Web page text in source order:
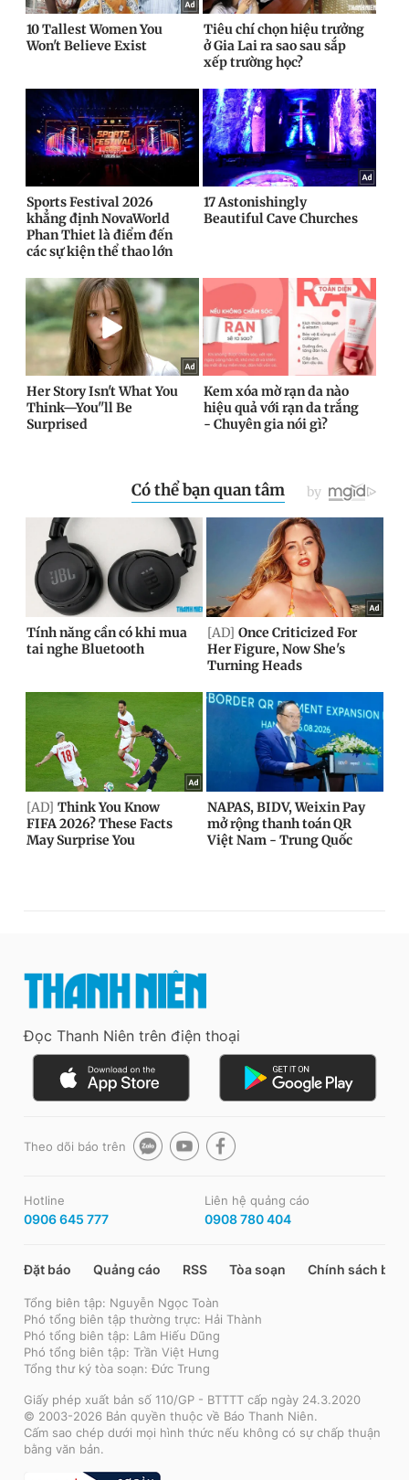
Đọc Thanh Niên trên điện thoại
Theo dõi báo trên
Hotline
0906 645 777
Liên hệ quảng cáo
0908 780 404
Đặt báo Quảng cáo RSS Tòa soạn Chính sách bảo
Tổng biên tập: Nguyễn Ngọc Toàn
Phó tổng biên tập thường trực: Hải Thành
Phó tổng biên tập: Lâm Hiếu Dũng
Phó tổng biên tập: Trần Việt Hưng
Tổng thư ký tòa soạn: Đức Trung
Giấy phép xuất bản số 110/GP - BTTTT cấp ngày 24.3.2020
© 2003-2026 Bản quyền thuộc về Báo Thanh Niên.
Cấm sao chép dưới mọi hình thức nếu không có sự chấp thuận
bằng văn bản.